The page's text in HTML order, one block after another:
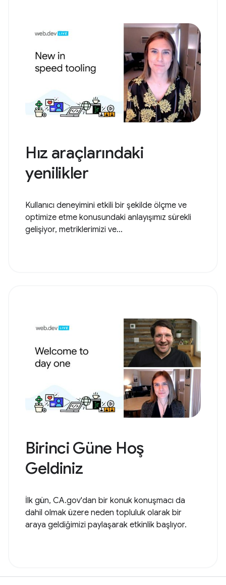
Hız araçlarındaki
yenilikler
Kullanıcı deneyimini etkili bir şekilde ölçme ve
optimize etme konusundaki anlayışımız sürekli
gelişiyor, metriklerimizi ve...
Birinci Güne Hoş
Geldiniz
İlk gün, CA.gov'dan bir konuk konuşmacı da
dahil olmak üzere neden topluluk olarak bir
araya geldiğimizi paylaşarak etkinlik başlıyor.